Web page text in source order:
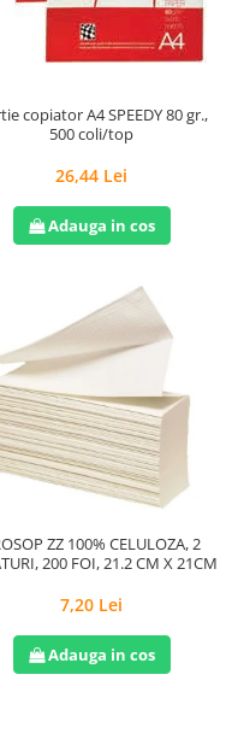
copiator A4 SPEEDY 80 gr.,
500 coli/top
26,44 Lei
Adauga in cos
ZZ 100% CELULOZA, 2
200 FOI, 21.2 CM X 21CM
7,20 Lei
Adauga in cos